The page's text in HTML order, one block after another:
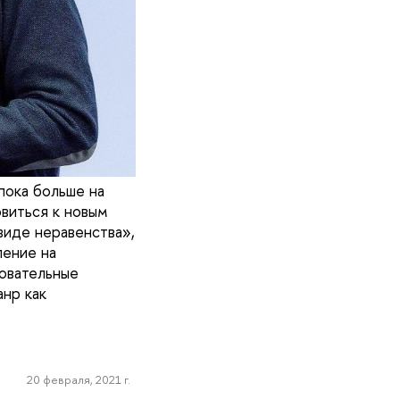
больше на
к новым
неравенства»,
на
как
20 февраля, 2021 г.